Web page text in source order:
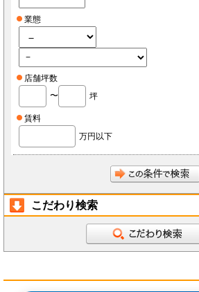
業態
店舗坪数
〜
坪
賃料
万円以下
こだわり検索